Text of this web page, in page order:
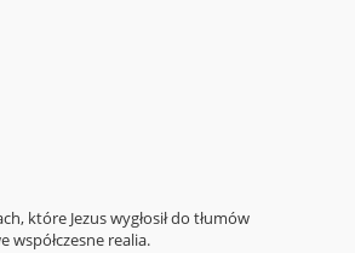
które Jezus wygłosił do tłumów
współczesne realia.